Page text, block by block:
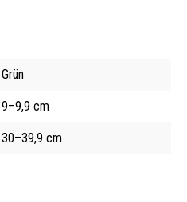
Grün
9–9,9 cm
30–39,9 cm